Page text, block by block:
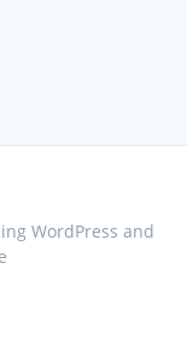
WordPress and